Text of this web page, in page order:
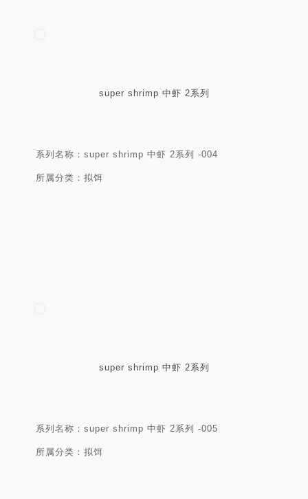
super shrimp 中虾 2系列
系列名称：super shrimp 中虾 2系列 -004
所属分类：拟饵
super shrimp 中虾 2系列
系列名称：super shrimp 中虾 2系列 -005
所属分类：拟饵